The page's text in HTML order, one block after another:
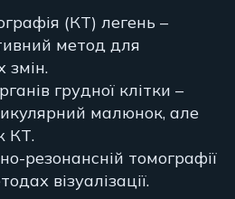
(КТ) легень –
метод для
змін.
грудної клітки –
малюнок, але
КТ.
резонансній томографії
візуалізації.